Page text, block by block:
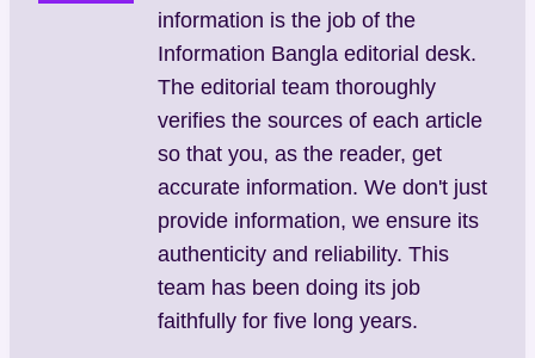
information is the job of the
Information Bangla editorial desk.
The editorial team thoroughly
verifies the sources of each article
so that you, as the reader, get
accurate information. We don't just
provide information, we ensure its
authenticity and reliability. This
team has been doing its job
faithfully for five long years.